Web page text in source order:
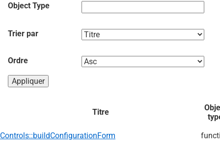
Object Type
Trier par
Ordre
Titre
Controls::buildConfigurationForm